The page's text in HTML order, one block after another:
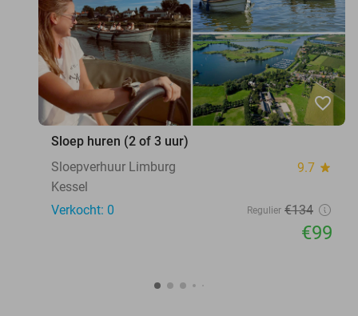
favorite_border
Sloep huren (2 of 3 uur)
Sloepverhuur Limburg
9.7 star
Kessel
Verkocht: 0
Regulier €134
€99